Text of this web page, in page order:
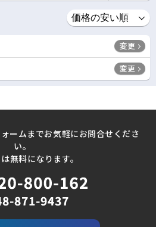
変更
変更
ームまでお気軽にお問合せくださ
い。
無料になります。